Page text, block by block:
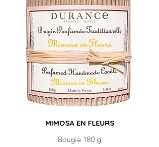
MIMOSA EN FLEURS
Bougie 180 g